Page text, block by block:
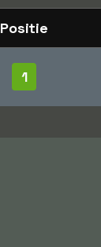
Positie
1